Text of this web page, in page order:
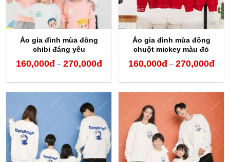
Áo gia đình mùa đông
chibi đáng yêu
160,000đ – 270,000đKhoảng
từ
160,000đ
đến
270,000đ
Áo gia đình mùa đông
chuột mickey màu đỏ
160,000đ – 270,000đ
từ